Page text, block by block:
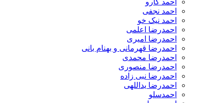
احمد نجفی
احمد نیک خو
احمدرضا اعلمی
احمدرضا امیری
احمدرضا قهرمانی و بهنام بانی
احمدرضا محمدی
احمدرضا منصوری
احمدرضا نبی زاده
احمدرضا یداللهی
احمدسلو